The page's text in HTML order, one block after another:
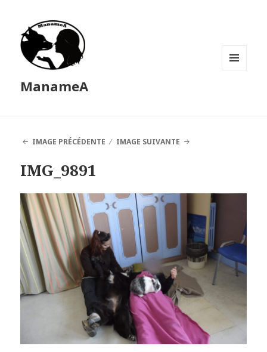
ManameA
IMAGE PRÉCÉDENTE IMAGE SUIVANTE
IMG_9891